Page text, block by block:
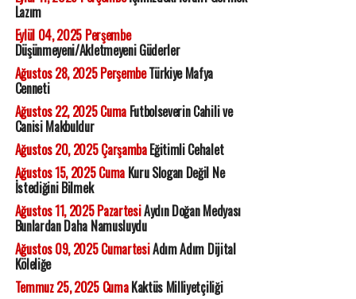
Lazım
Eylül 04, 2025 Perşembe
Düşünmeyeni/Akletmeyeni Güderler
Ağustos 28, 2025 PerşembeTürkiye Mafya
Cenneti
Ağustos 22, 2025 CumaFutbolseverin Cahili ve
Canisi Makbuldur
Ağustos 20, 2025 ÇarşambaEğitimli Cehalet
Ağustos 15, 2025 CumaKuru Slogan Değil Ne
İstediğini Bilmek
Ağustos 11, 2025 PazartesiAydın Doğan Medyası
Bunlardan Daha Namusluydu
Ağustos 09, 2025 CumartesiAdım Adım Dijital
Köleliğe
Temmuz 25, 2025 CumaKaktüs Milliyetçiliği